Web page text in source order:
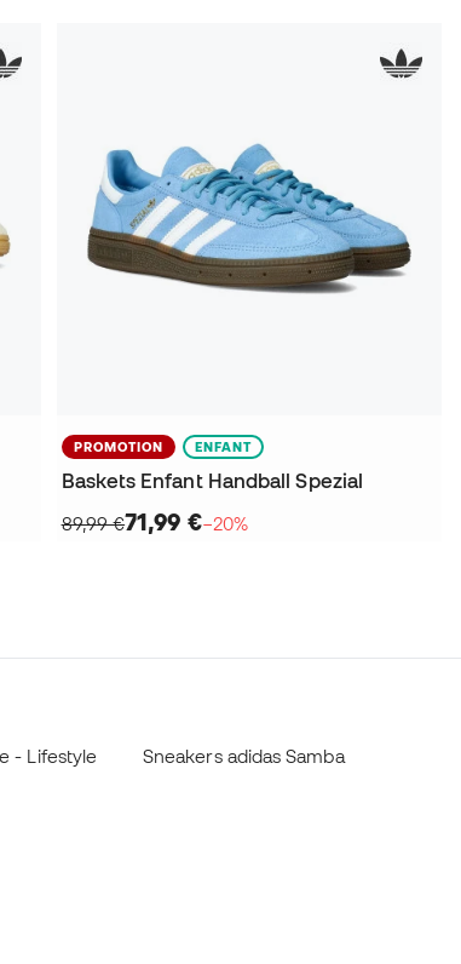
PROMOTION ENFANT
Baskets Enfant Handball Spezial
89,99 €71,99 €−20%
- Lifestyle Sneakers adidas Samba